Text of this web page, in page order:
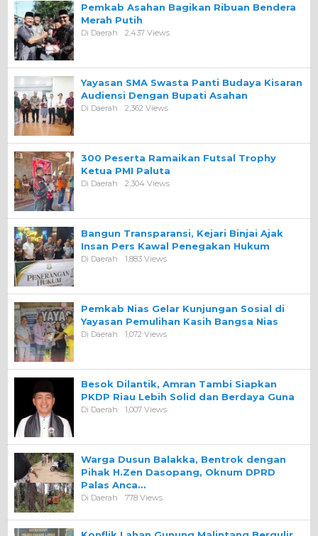
Pemkab Asahan Bagikan Ribuan Bendera
Merah Putih
Di Daerah 2,437 Views
Yayasan SMA Swasta Panti Budaya Kisaran
Audiensi Dengan Bupati Asahan
Di Daerah 2,362 Views
300 Peserta Ramaikan Futsal Trophy
Ketua PMI Paluta
Di Daerah 2,304 Views
Bangun Transparansi, Kejari Binjai Ajak
Insan Pers Kawal Penegakan Hukum
Di Daerah 1,883 Views
Pemkab Nias Gelar Kunjungan Sosial di
Yayasan Pemulihan Kasih Bangsa Nias
Di Daerah 1,072 Views
Besok Dilantik, Amran Tambi Siapkan
PKDP Riau Lebih Solid dan Berdaya Guna
Di Daerah 1,007 Views
Warga Dusun Balakka, Bentrok dengan
Pihak H.Zen Dasopang, Oknum DPRD
Palas Anca…
Di Daerah 778 Views